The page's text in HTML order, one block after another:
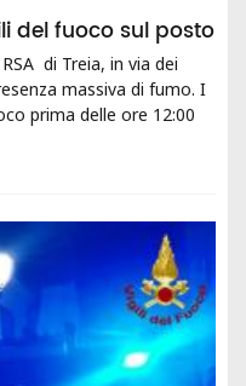
del fuoco sul posto
di Treia, in via dei
massiva di fumo. I
prima delle ore 12:00